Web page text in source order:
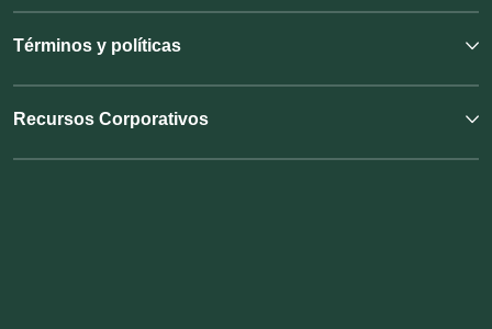
Términos y políticas
Recursos Corporativos